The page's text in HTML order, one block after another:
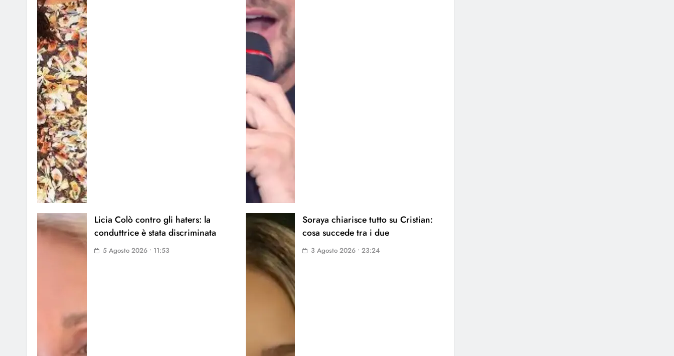
Licia Colò contro gli haters: la
conduttrice è stata discriminata
5 Agosto 2026 • 11:53
Soraya chiarisce tutto su Cristian:
cosa succede tra i due
3 Agosto 2026 • 23:24